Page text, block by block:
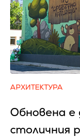
АРХИТЕКТУРА
Обновена е
столичния